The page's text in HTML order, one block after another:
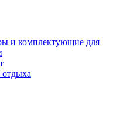
и комплектующие для